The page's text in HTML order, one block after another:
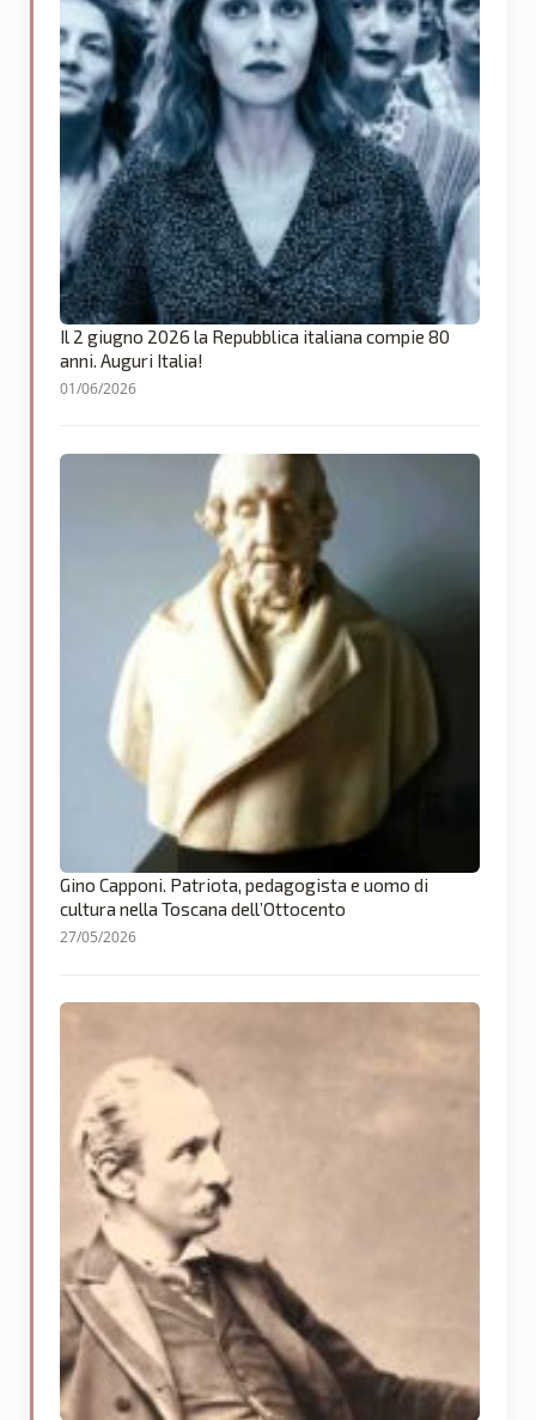
Il 2 giugno 2026 la Repubblica italiana compie 80
anni. Auguri Italia!
01/06/2026
Gino Capponi. Patriota, pedagogista e uomo di
cultura nella Toscana dell’Ottocento
27/05/2026